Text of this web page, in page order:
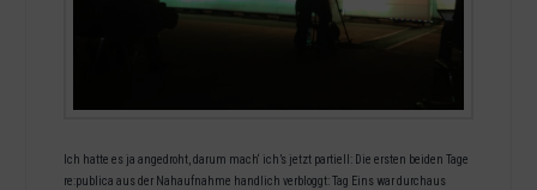
Ich hatte es ja angedroht, darum mach‘ ich’s jetzt partiell: Die ersten beiden Tage
re:publica aus der Nahaufnahme handlich verbloggt: Tag Eins war durchaus